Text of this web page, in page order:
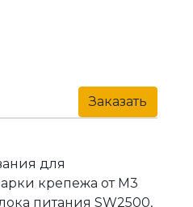
Заказать
для
крепежа от М3
питания SW2500,